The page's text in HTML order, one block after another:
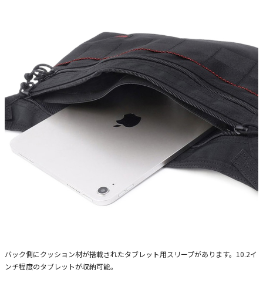
バック側にクッション材が搭載されたタブレット用スリープがあります。10.2イ
ンチ程度のタブレットが収納可能。